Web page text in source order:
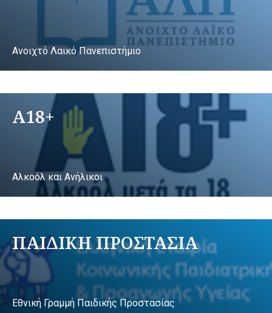
Ανοιχτό Λαικό Πανεπιστήμιο
A18+
Αλκοόλ και Ανήλικοι
ΠΑΙΔΙΚΗ ΠΡΟΣΤΑΣΙΑ
Εθνική Γραμμή Παιδικής Προστασίας